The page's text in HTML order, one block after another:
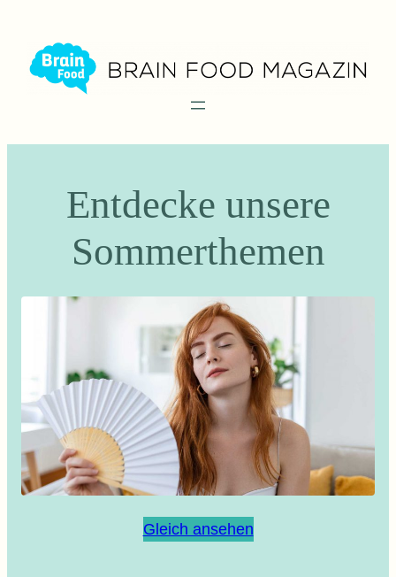
Inhalt
springen
Entdecke unsere
Sommerthemen
Gleich ansehen